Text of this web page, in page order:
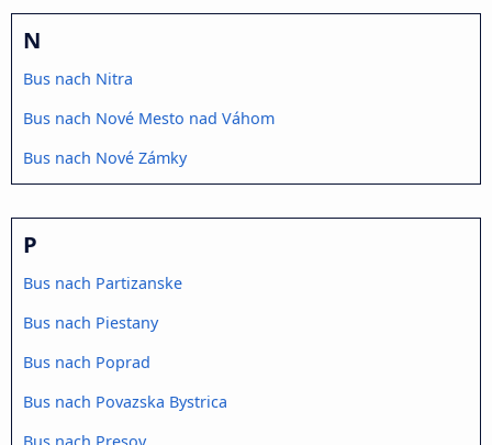
N
Bus nach Nitra
Bus nach Nové Mesto nad Váhom
Bus nach Nové Zámky
P
Bus nach Partizanske
Bus nach Piestany
Bus nach Poprad
Bus nach Povazska Bystrica